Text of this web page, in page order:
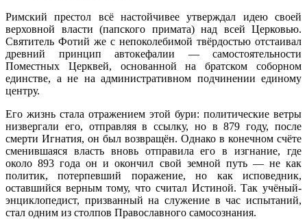
Римский престол всё настойчивее утверждал идею своей
верховной власти (папского примата) над всей Церковью.
Святитель Фотий же с непоколебимой твёрдостью отстаивал
древний принцип автокефалии — самостоятельности
Поместных Церквей, основанной на братском соборном
единстве, а не на административном подчинении единому
центру.
Его жизнь стала отражением этой бури: политические ветры
низвергали его, отправляя в ссылку, но в 879 году, после
смерти Игнатия, он был возвращён. Однако в конечном счёте
сменившаяся власть вновь отправила его в изгнание, где
около 893 года он и окончил свой земной путь — не как
политик, потерпевший поражение, но как исповедник,
оставшийся верным тому, что считал Истиной. Так учёный-
энциклопедист, призванный на служение в час испытаний,
стал одним из столпов Православного самосознания.